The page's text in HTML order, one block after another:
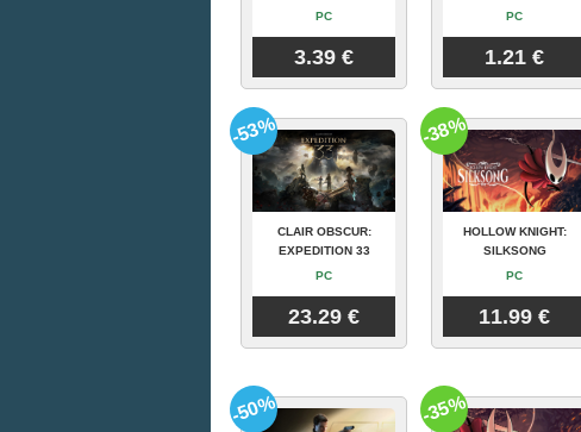
PC
3.39 €
PC
1.21 €
CLAIR OBSCUR:
EXPEDITION 33
PC
23.29 €
-53%
HOLLOW KNIGHT:
SILKSONG
PC
11.99 €
-38%
-50% -35%